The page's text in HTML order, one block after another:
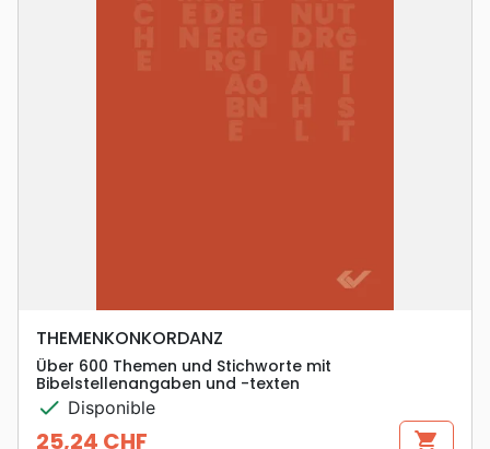
THEMENKONKORDANZ
Über 600 Themen und Stichworte mit
Bibelstellenangaben und -texten
check Disponible
25,24 CHF shopping_cart